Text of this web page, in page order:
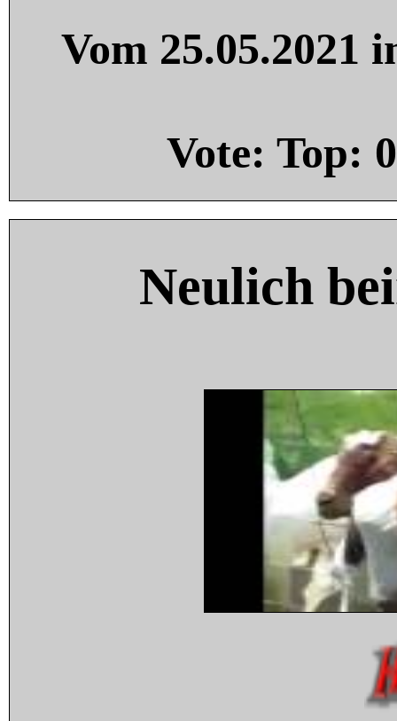
Vom 25.05.2021
Vote: Top: 0
Neulich